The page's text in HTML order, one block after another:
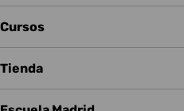
Cursos
Tienda